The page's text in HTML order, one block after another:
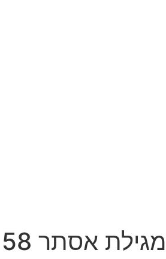
מגילת אסתר 58 בורדו